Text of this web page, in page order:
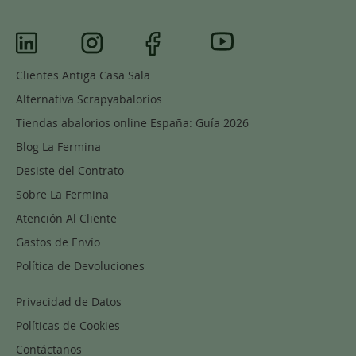
Clientes Antiga Casa Sala
Alternativa Scrapyabalorios
Tiendas abalorios online España: Guía 2026
Blog La Fermina
Desiste del Contrato
Sobre La Fermina
Atención Al Cliente
Gastos de Envío
Política de Devoluciones
Privacidad de Datos
Políticas de Cookies
Contáctanos